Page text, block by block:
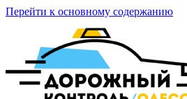
Перейти к основному содержанию